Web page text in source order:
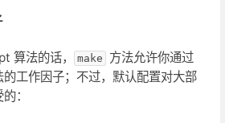
算法的话， make 方法允许你通过
工作因子；不过，默认配置对大部
：